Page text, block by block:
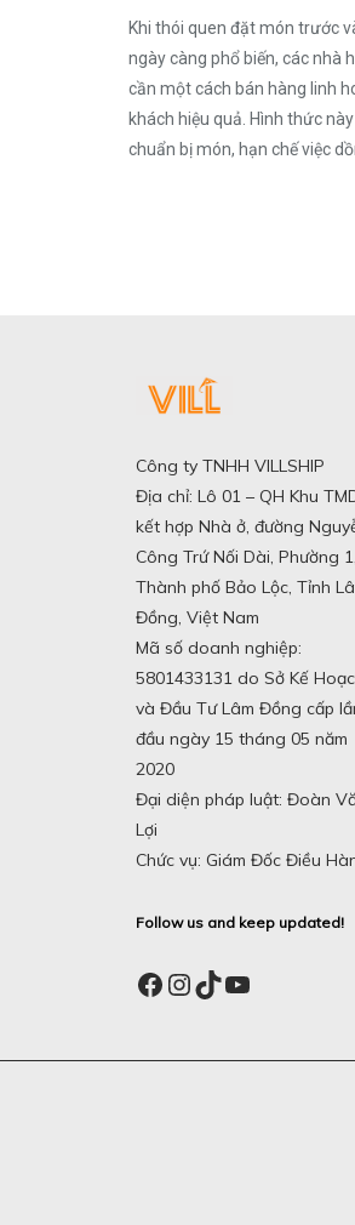
Khi thói quen đặt món trước
ngày càng phổ biến, các nhà
cần một cách bán hàng linh
khách hiệu quả. Hình thức
chuẩn bị món, hạn chế việc
Công ty TNHH VILLSHIP
Địa chỉ: Lô 01 – QH Khu
kết hợp Nhà ở, đường
Công Trứ Nối Dài, Phường 1,
Thành phố Bảo Lộc, Tỉnh
Đồng, Việt Nam
Mã số doanh nghiệp:
5801433131 do Sở Kế
và Đầu Tư Lâm Đồng cấp
đầu ngày 15 tháng 05 năm
2020
Đại diện pháp luật: Đoàn
Lợi
Chức vụ: Giám Đốc Điều
Follow us and keep updated!
Facebook
Instagram
TikTok
YouTube